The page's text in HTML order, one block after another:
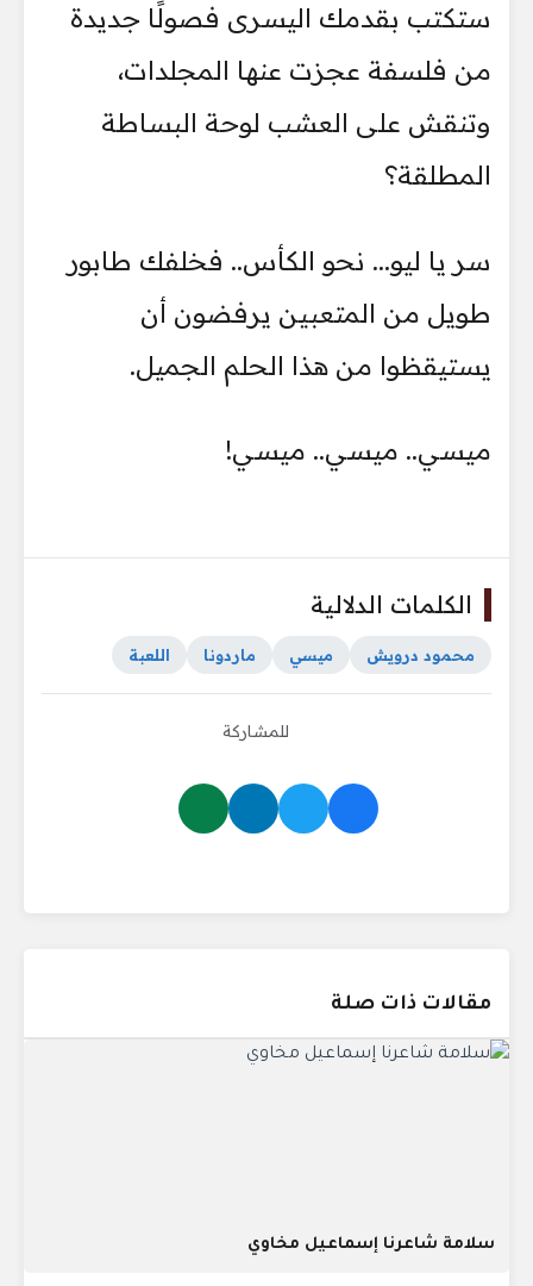
ستكتب بقدمك اليسرى فصولًا جديدة
من فلسفة عجزت عنها المجلدات،
وتنقش على العشب لوحة البساطة
المطلقة؟
سر يا ليو... نحو الكأس.. فخلفك طابور
طويل من المتعبين يرفضون أن
يستيقظوا من هذا الحلم الجميل.
ميسي.. ميسي.. ميسي!
الكلمات الدلالية
محمود درويش ميسي ماردونا اللعبة
للمشاركة
مقالات ذات صلة
سلامة شاعرنا إسماعيل مخاوي